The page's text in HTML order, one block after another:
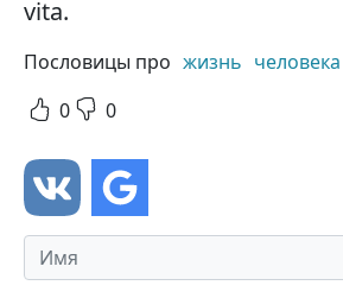
vita.
Пословицы про жизнь человека
0
0